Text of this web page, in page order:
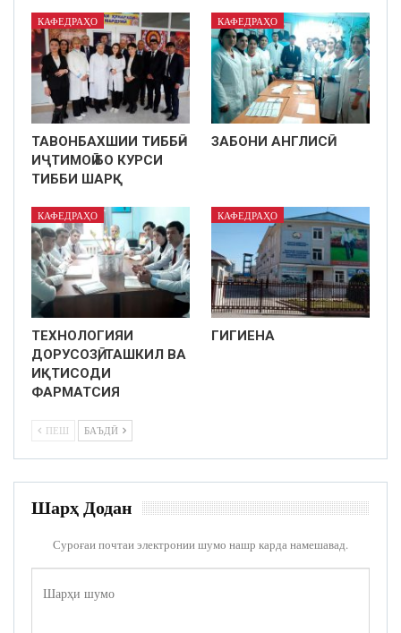
КАФЕДРАҲО
ТАВОНБАХШИИ ТИББӢ–
ИҶТИМОӢ БО КУРСИ
ТИББИ ШАРҚ
КАФЕДРАҲО
ЗАБОНИ АНГЛИСӢ
КАФЕДРАҲО
ТЕХНОЛОГИЯИ
ДОРУСОЗӢ, ТАШКИЛ ВА
ИҚТИСОДИ
ФАРМАТСИЯ
КАФЕДРАҲО
ГИГИЕНА
ПЕШ БАЪДӢ
Шарҳ Додан
Суроғаи почтаи электронии шумо нашр карда намешавад.